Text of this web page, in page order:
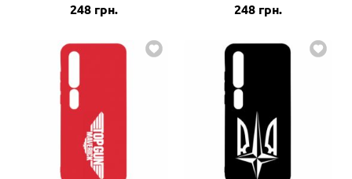
248 грн. 248 грн.